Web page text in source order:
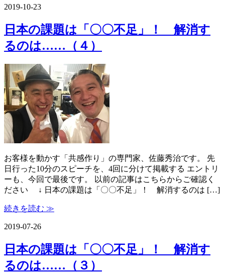
2019-10-23
日本の課題は「〇〇不足」！ 解消す
るのは……（４）
お客様を動かす「共感作り」の専門家、佐藤秀治です。 先
日行った10分のスピーチを、4回に分けて掲載する エントリ
ーも、今回で最後です。 以前の記事はこちらからご確認く
ださい ↓ 日本の課題は「〇〇不足」！ 解消するのは […]
続きを読む ≫
2019-07-26
日本の課題は「〇〇不足」！ 解消す
るのは……（３）